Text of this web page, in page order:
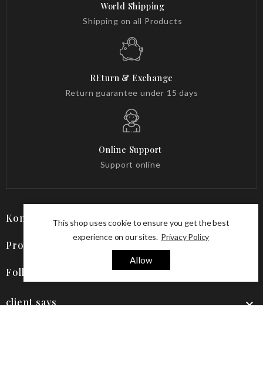
World Shipping
Shipping on all Products
REturn & Exchange
Return guarantee under 15 days
Online Support
Support online
Kontakt
Produkte
Follow Us
client says 
This shop uses cookie to ensure you get the best
experience on our sites. Privacy Policy
Allow